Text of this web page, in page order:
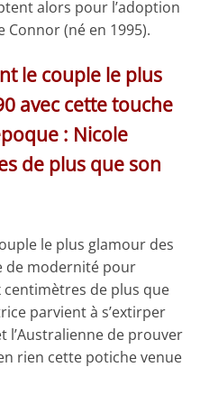
alors pour l’adoption
Connor (né en 1995).
le couple le plus
aveccette touche
: Nicole
de plus que son
le plus glamour des
de modernité pour
centimètres de plus que
parvient à s’extirper
l’Australienne de prouver
rien cette potiche venue